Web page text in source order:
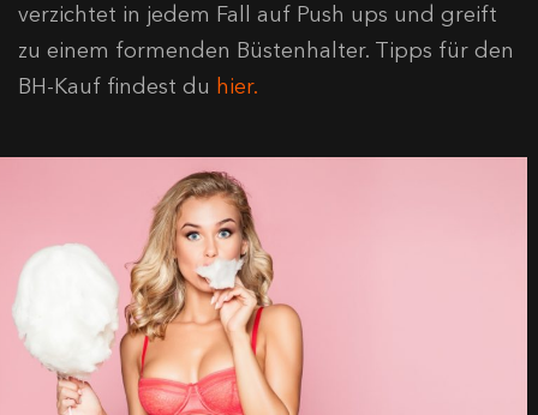
verzichtet in jedem Fall auf Push ups und greift
zu einem formenden Büstenhalter. Tipps für den
BH-Kauf findest du hier.